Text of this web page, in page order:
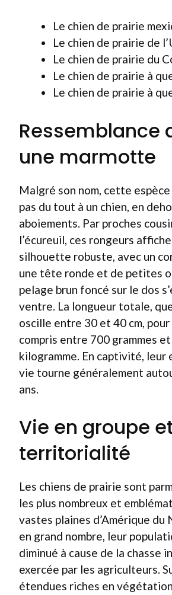
Le chien de prairie
Le chien de prairie de
Le chien de prairie du
Le chien de prairie à
Le chien de prairie à
Ressemblance
une marmotte
Malgré son nom, cette
pas du tout à un chien, en
aboiements. Par proches
l’écureuil, ces rongeurs
silhouette robuste, avec un
une tête ronde et de petites
pelage brun foncé sur le dos
ventre. La longueur totale,
oscille entre 30 et 40 cm, pour
compris entre 700 grammes
kilogramme. En captivité, leur
vie tourne généralement
ans.
Vie en groupe
territorialité
Les chiens de prairie sont
les plus nombreux et
vastes plaines d’Amérique
en grand nombre, leur
diminué à cause de la chasse
exercée par les agriculteurs.
étendues riches en